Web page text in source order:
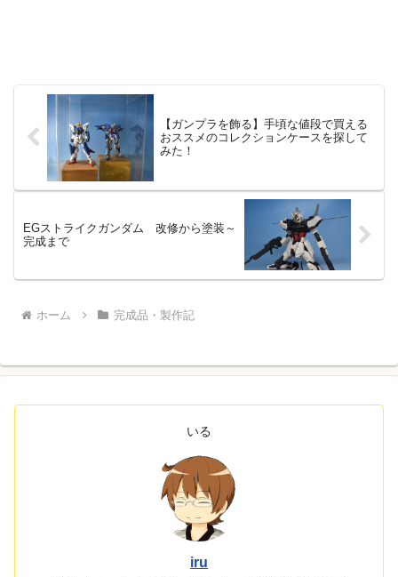
【ガンプラを飾る】手頃な値段で買える
おススメのコレクションケースを探して
みた！
EGストライクガンダム 改修から塗装～
完成まで
ホーム 完成品・製作記
いる
iru